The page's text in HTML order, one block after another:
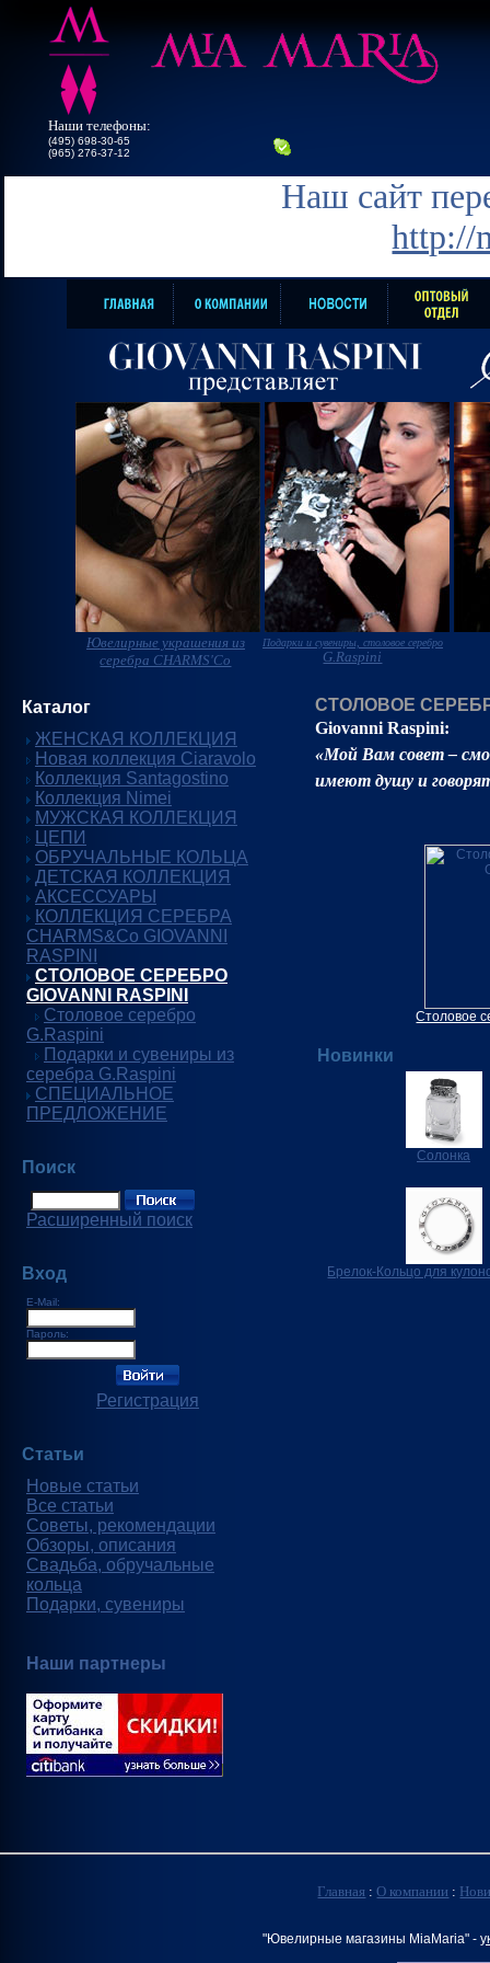
Наши телефоны:
(495) 698-30-65
(965) 276-37-12
Наш сайт
http://
Ювелирные украшения из
серебра CHARMS'Co
Подарки и сувениры, столовое серебро
G.Raspini
Каталог
ЖЕНСКАЯ КОЛЛЕКЦИЯ
Новая коллекция Ciaravolo
Коллекция Santagostino
Коллекция Nimei
МУЖСКАЯ КОЛЛЕКЦИЯ
ЦЕПИ
ОБРУЧАЛЬНЫЕ КОЛЬЦА
ДЕТСКАЯ КОЛЛЕКЦИЯ
АКСЕССУАРЫ
КОЛЛЕКЦИЯ СЕРЕБРА
CHARMS&Co GIOVANNI
RASPINI
СТОЛОВОЕ СЕРЕБРО
GIOVANNI RASPINI
Столовое серебро
G.Raspini
Подарки и сувениры из
серебра G.Raspini
СПЕЦИАЛЬНОЕ
ПРЕДЛОЖЕНИЕ
Поиск
Расширенный поиск
Вход
E-Mail:
Пароль:
Регистрация
Статьи
Новые статьи
Все статьи
Советы, рекомендации
Обзоры, описания
Свадьба, обручальные
кольца
Подарки, сувениры
Наши партнеры
СТОЛОВОЕ
Giovanni Raspini:
«Мой Вам совет –
имеют душу и
Столовое
Новинки
Солонка
Брелок-Кольцо для
Главная :О компании :
"Ювелирные магазины MiaMaria" -